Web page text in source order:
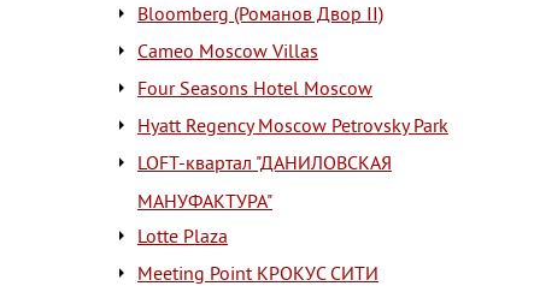
Bloomberg (Романов Двор II)
Cameo Moscow Villas
Four Seasons Hotel Moscow
Hyatt Regency Moscow Petrovsky Park
LOFT-квартал "ДАНИЛОВСКАЯ
МАНУФАКТУРА"
Lotte Plaza
Meeting Point КРОКУС СИТИ